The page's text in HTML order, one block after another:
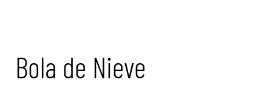
Bola de Nieve